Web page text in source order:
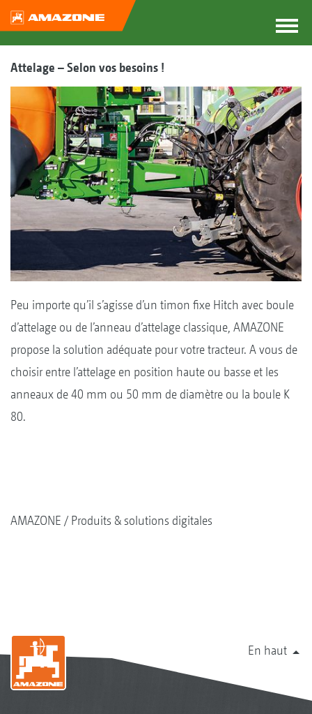
Attelage – Selon vos besoins !
Peu importe qu’il s’agisse d’un timon fixe Hitch avec boule
d’attelage ou de l’anneau d’attelage classique, AMAZONE
propose la solution adéquate pour votre tracteur. A vous de
choisir entre l’attelage en position haute ou basse et les
anneaux de 40 mm ou 50 mm de diamètre ou la boule K
80.
AMAZONE Produits & solutions digitales
En haut